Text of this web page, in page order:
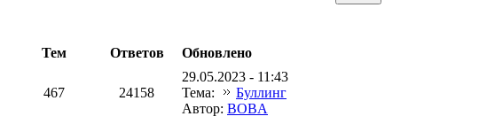
Тем Ответов
Обновлено
467 24158
29.05.2023 - 11:43
Тема:
Буллинг
Автор: BOBA